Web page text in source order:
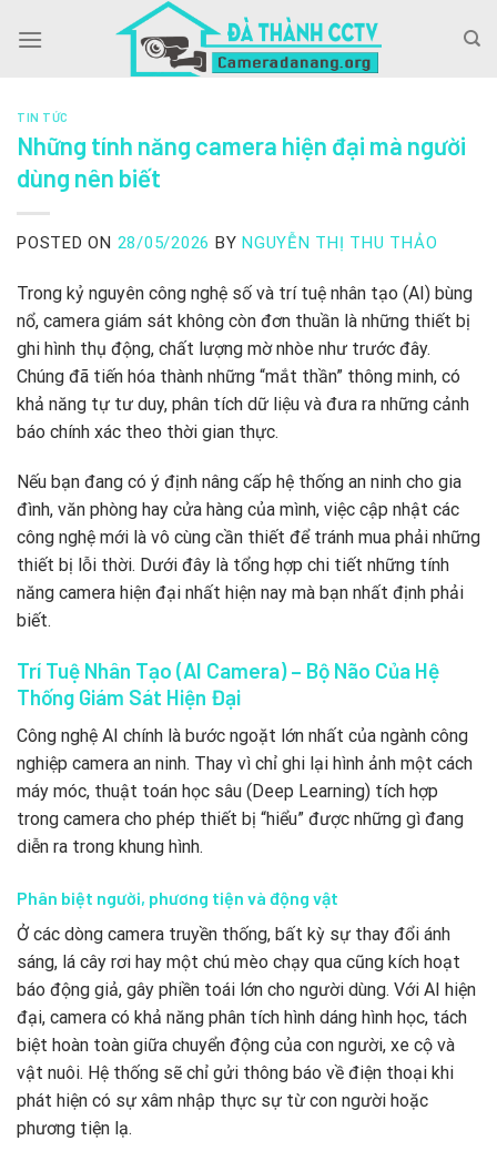
TIN TỨC
Những tính năng camera hiện đại mà người
dùng nên biết
POSTED ON 28/05/2026 BY NGUYỄN THỊ THU THẢO
Trong kỷ nguyên công nghệ số và trí tuệ nhân tạo (AI) bùng
nổ, camera giám sát không còn đơn thuần là những thiết bị
ghi hình thụ động, chất lượng mờ nhòe như trước đây.
Chúng đã tiến hóa thành những “mắt thần” thông minh, có
khả năng tự tư duy, phân tích dữ liệu và đưa ra những cảnh
báo chính xác theo thời gian thực.
Nếu bạn đang có ý định nâng cấp hệ thống an ninh cho gia
đình, văn phòng hay cửa hàng của mình, việc cập nhật các
công nghệ mới là vô cùng cần thiết để tránh mua phải những
thiết bị lỗi thời. Dưới đây là tổng hợp chi tiết những tính
năng camera hiện đại nhất hiện nay mà bạn nhất định phải
biết.
Trí Tuệ Nhân Tạo (AI Camera) – Bộ Não Của Hệ
Thống Giám Sát Hiện Đại
Công nghệ AI chính là bước ngoặt lớn nhất của ngành công
nghiệp camera an ninh. Thay vì chỉ ghi lại hình ảnh một cách
máy móc, thuật toán học sâu (Deep Learning) tích hợp
trong camera cho phép thiết bị “hiểu” được những gì đang
diễn ra trong khung hình.
Phân biệt người, phương tiện và động vật
Ở các dòng camera truyền thống, bất kỳ sự thay đổi ánh
sáng, lá cây rơi hay một chú mèo chạy qua cũng kích hoạt
báo động giả, gây phiền toái lớn cho người dùng. Với AI hiện
đại, camera có khả năng phân tích hình dáng hình học, tách
biệt hoàn toàn giữa chuyển động của con người, xe cộ và
vật nuôi. Hệ thống sẽ chỉ gửi thông báo về điện thoại khi
phát hiện có sự xâm nhập thực sự từ con người hoặc
phương tiện lạ.